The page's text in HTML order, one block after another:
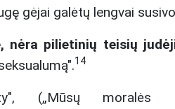
gėjai galėtų lengvai
pilietinių teisių
14
(„Mūsų